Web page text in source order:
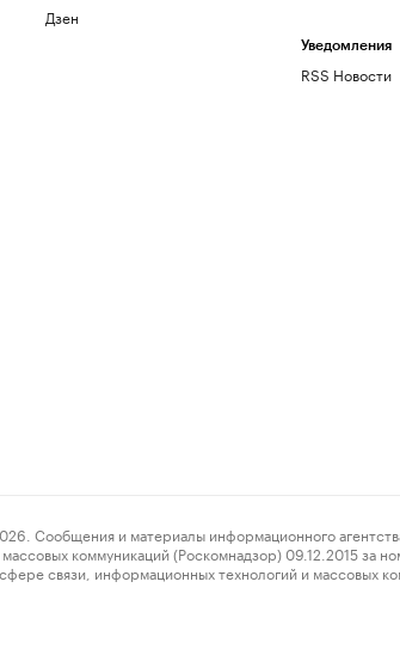
Дзен
Уведомления
RSS Новости
и материалы информационного агентства
коммуникаций (Роскомнадзор) 09.12.2015
связи, информационных технологий и